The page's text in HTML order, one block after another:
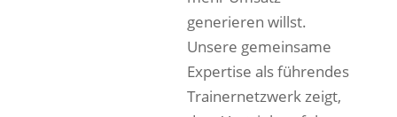
generieren willst.
Unsere gemeinsame
Expertise als führendes
Trainernetzwerk zeigt,